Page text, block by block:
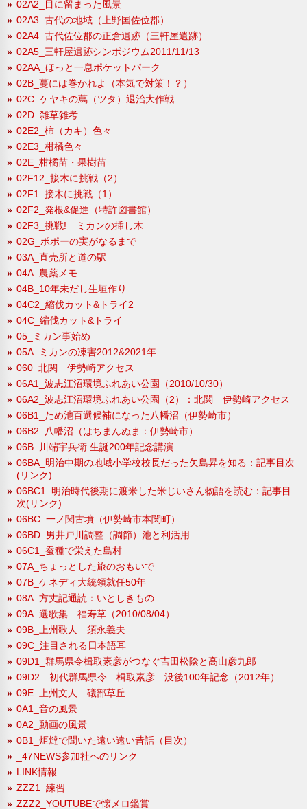
02A2_目に留まった風景
02A3_古代の地域（上野国佐位郡）
02A4_古代佐位郡の正倉遺跡（三軒屋遺跡）
02A5_三軒屋遺跡シンポジウム2011/11/13
02AA_ほっと一息ポケットパーク
02B_蔓には巻かれよ（本気で対策！？）
02C_ケヤキの蔦（ツタ）退治大作戦
02D_雑草雑考
02E2_柿（カキ）色々
02E3_柑橘色々
02E_柑橘苗・果樹苗
02F12_接木に挑戦（2）
02F1_接木に挑戦（1）
02F2_発根&促進（特許図書館）
02F3_挑戦! ミカンの挿し木
02G_ポポーの実がなるまで
03A_直売所と道の駅
04A_農薬メモ
04B_10年未だし生垣作り
04C2_縮伐カット&トライ2
04C_縮伐カット&トライ
05_ミカン事始め
05A_ミカンの凍害2012&2021年
060_北関 伊勢崎アクセス
06A1_波志江沼環境ふれあい公園（2010/10/30）
06A2_波志江沼環境ふれあい公園（2）：北関 伊勢崎アクセス
06B1_ため池百選候補になった八幡沼（伊勢崎市）
06B2_八幡沼（はちまんぬま：伊勢崎市）
06B_川端宇兵衛 生誕200年記念講演
06BA_明治中期の地域小学校校長だった矢島昇を知る：記事目次
(リンク)
06BC1_明治時代後期に渡米した米じいさん物語を読む：記事目
次(リンク)
06BC_一ノ関古墳（伊勢崎市本関町）
06BD_男井戸川調整（調節）池と利活用
06C1_蚕種で栄えた島村
07A_ちょっとした旅のおもいで
07B_ケネディ大統領就任50年
08A_方丈記通読：いとしきもの
09A_選歌集 福寿草（2010/08/04）
09B_上州歌人＿須永義夫
09C_注目される日本語耳
09D1_群馬県令楫取素彦がつなぐ吉田松陰と高山彦九郎
09D2 初代群馬県令 楫取素彦 没後100年記念（2012年）
09E_上州文人 礒部草丘
0A1_音の風景
0A2_動画の風景
0B1_炬燵で聞いた遠い遠い昔話（目次）
_47NEWS参加社へのリンク
LINK情報
ZZZ1_練習
ZZZ2_YOUTUBEで懐メロ鑑賞